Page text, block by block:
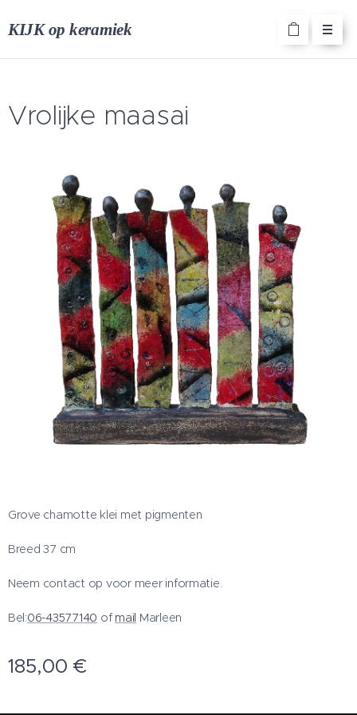
KIJK op keramiek
Vrolijke maasai
Grove chamotte klei met pigmenten
Breed 37 cm
Neem contact op voor meer informatie.
Bel:06-43577140 of mail Marleen
185,00 €